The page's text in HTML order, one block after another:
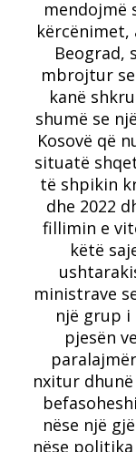
mendojmë
Beograd,
mbrojtur
kanë
shumë se
Kosovë që
situatë
të shpikin
dhe 2022
fillimin e
këtë
ministrave
një grup i
pjesën
nxitur
nëse një
nëse